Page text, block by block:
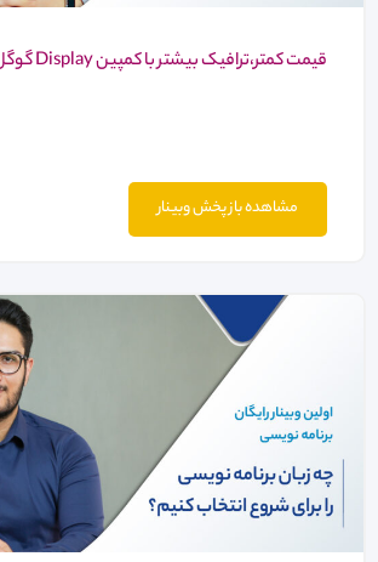
قیمت کمتر،ترافیک بیشتر با کمپین Display گوگل ادز
مشاهده باز پخش وبینار